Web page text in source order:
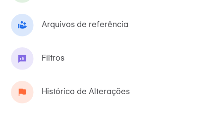
Arquivos de referência
Filtros
Histórico de Alterações